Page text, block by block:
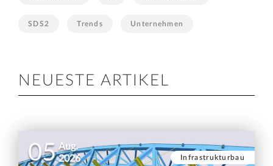
SDS2 Trends Unternehmen
NEUESTE ARTIKEL
05 Aug.
2026
Infrastrukturbau